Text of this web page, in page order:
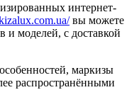
интернет-
вы можете
и моделей, с доставкой
маркизы
распространёнными